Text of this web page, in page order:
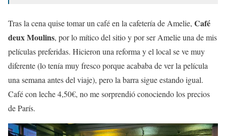
Tras la cena quise tomar un café en la cafetería de Amelie, Café
deux Moulins, por lo mítico del sitio y por ser Amelie una de mis
películas preferidas. Hicieron una reforma y el local se ve muy
diferente (lo tenía muy fresco porque acababa de ver la película
una semana antes del viaje), pero la barra sigue estando igual.
Café con leche 4,50€, no me sorprendió conociendo los precios
de París.